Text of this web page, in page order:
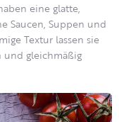
eine glatte,
Saucen, Suppen und
Textur lassen sie
und gleichmäßig